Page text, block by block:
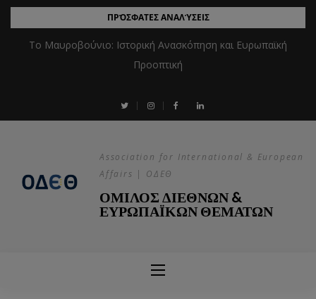
ΠΡΌΣΦΑΤΕΣ ΑΝΑΛΎΣΕΙΣ
Το Μαυροβούνιο: Ιστορική Ανασκόπηση και Ευρωπαϊκή
Προοπτική
Association for International & European
Affairs | ΟΔΕΘ
ΟΜΙΛΟΣ ΔΙΕΘΝΩΝ &
ΕΥΡΩΠΑΪΚΩΝ ΘΕΜΑΤΩΝ